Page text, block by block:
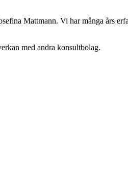
Mattmann. Vi har många års
med andra konsultbolag.